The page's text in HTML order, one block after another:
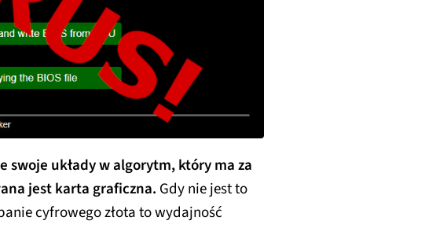
układy w algorytm, który ma za
jest karta graficzna. Gdy nie jest to
cyfrowego złota to wydajność